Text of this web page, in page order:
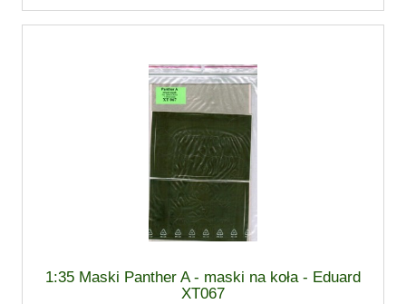
1:35 Maski Panther A - maski na koła - Eduard
XT067